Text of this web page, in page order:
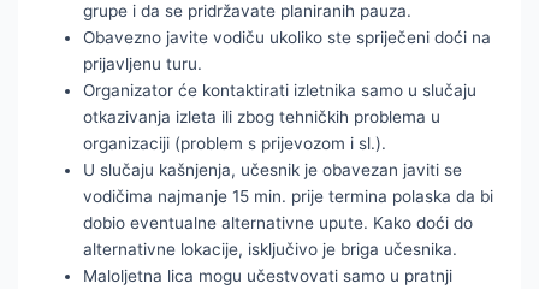
grupe i da se pridržavate planiranih pauza.
Obavezno javite vodiču ukoliko ste spriječeni doći na
prijavljenu turu.
Organizator će kontaktirati izletnika samo u slučaju
otkazivanja izleta ili zbog tehničkih problema u
organizaciji (problem s prijevozom i sl.).
U slučaju kašnjenja, učesnik je obavezan javiti se
vodičima najmanje 15 min. prije termina polaska da bi
dobio eventualne alternativne upute. Kako doći do
alternativne lokacije, isključivo je briga učesnika.
Maloljetna lica mogu učestvovati samo u pratnji